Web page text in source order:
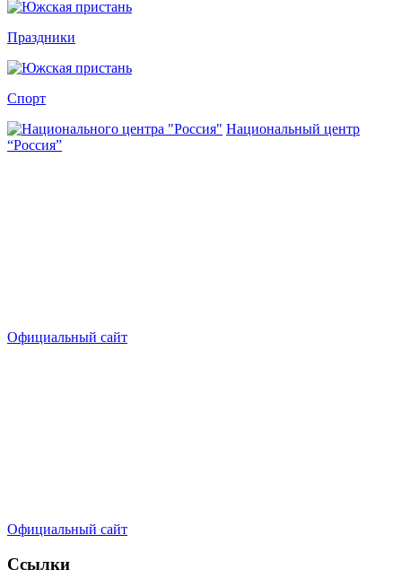
Праздники
Спорт
Национальный центр
“Россия”
Официальный сайт
Официальный сайт
Ссылки